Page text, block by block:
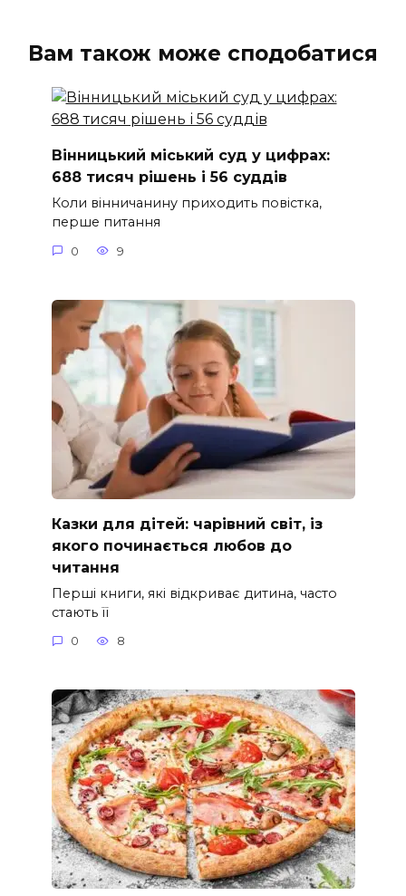
Вам також може сподобатися
Вінницький міський суд у цифрах:
688 тисяч рішень і 56 суддів
Коли вінничанину приходить повістка,
перше питання
0 9
Казки для дітей: чарівний світ, із
якого починається любов до
читання
Перші книги, які відкриває дитина, часто
стають її
0 8